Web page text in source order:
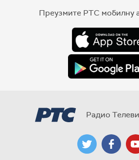
Преузмите РТС мобилну
Радио